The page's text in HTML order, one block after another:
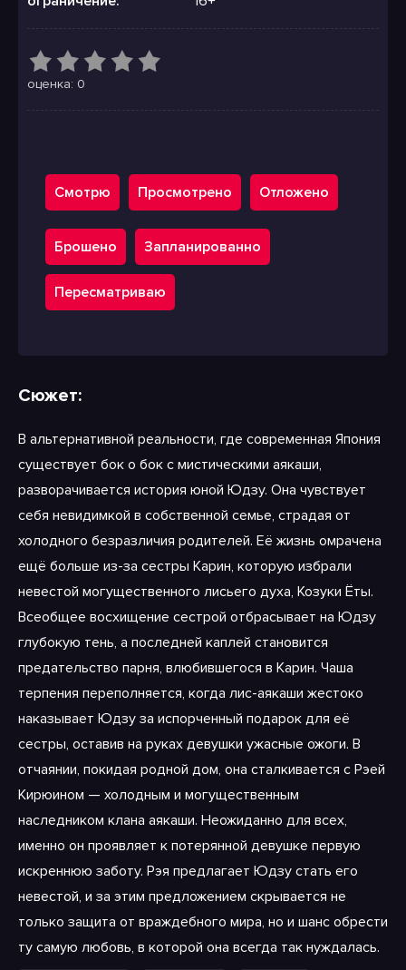
оценка: 0
Смотрю Просмотрено Отложено
Брошено Запланированно
Пересматриваю
Сюжет:
В альтернативной реальности, где современная Япония
существует бок о бок с мистическими аякаши,
разворачивается история юной Юдзу. Она чувствует
себя невидимкой в собственной семье, страдая от
холодного безразличия родителей. Её жизнь омрачена
ещё больше из-за сестры Карин, которую избрали
невестой могущественного лисьего духа, Козуки Ёты.
Всеобщее восхищение сестрой отбрасывает на Юдзу
глубокую тень, а последней каплей становится
предательство парня, влюбившегося в Карин. Чаша
терпения переполняется, когда лис-аякаши жестоко
наказывает Юдзу за испорченный подарок для её
сестры, оставив на руках девушки ужасные ожоги. В
отчаянии, покидая родной дом, она сталкивается с Рэей
Кирюином — холодным и могущественным
наследником клана аякаши. Неожиданно для всех,
именно он проявляет к потерянной девушке первую
искреннюю заботу. Рэя предлагает Юдзу стать его
невестой, и за этим предложением скрывается не
только защита от враждебного мира, но и шанс обрести
ту самую любовь, в которой она всегда так нуждалась.